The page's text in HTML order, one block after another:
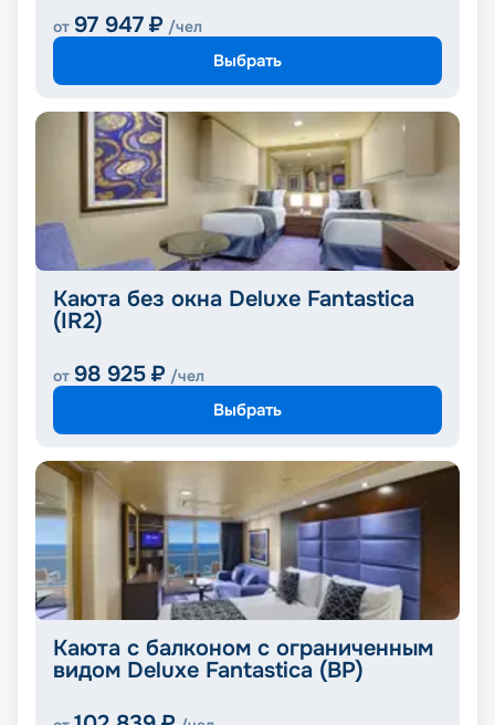
от 97 947 ₽ /чел
Выбрать
Каюта без окна Deluxe Fantastica
(IR2)
от 98 925 ₽ /чел
Выбрать
Каюта с балконом с ограниченным
видом Deluxe Fantastica (BP)